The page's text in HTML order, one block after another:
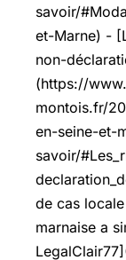
savoir/
et-Marne) -
non-
(https://
montois.fr/
en-seine-et-
savoir/
de cas
marnaise a